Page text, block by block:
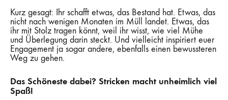
Kurz gesagt: Ihr schafft etwas, das Bestand hat. Etwas, das
nicht nach wenigen Monaten im Müll landet. Etwas, das
ihr mit Stolz tragen könnt, weil ihr wisst, wie viel Mühe
und Überlegung darin steckt. Und vielleicht inspiriert euer
Engagement ja sogar andere, ebenfalls einen bewussteren
Weg zu gehen.
Das Schöneste dabei? Stricken macht unheimlich viel
Spaß!